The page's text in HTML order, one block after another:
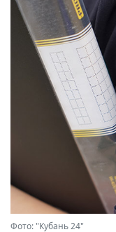
Фото: "Кубань 24"